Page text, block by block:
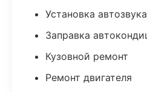
Установка автозвука
Заправка
Кузовной ремонт
Ремонт двигателя